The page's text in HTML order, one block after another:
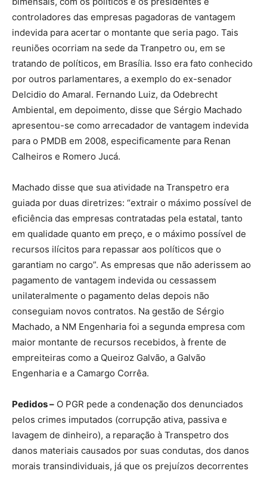
controladores das empresas pagadoras de vantagem
indevida para acertar o montante que seria pago. Tais
reuniões ocorriam na sede da Tranpetro ou, em se
tratando de políticos, em Brasília. Isso era fato conhecido
por outros parlamentares, a exemplo do ex-senador
Delcidio do Amaral. Fernando Luiz, da Odebrecht
Ambiental, em depoimento, disse que Sérgio Machado
apresentou-se como arrecadador de vantagem indevida
para o PMDB em 2008, especificamente para Renan
Calheiros e Romero Jucá.
Machado disse que sua atividade na Transpetro era
guiada por duas diretrizes: “extrair o máximo possível de
eficiência das empresas contratadas pela estatal, tanto
em qualidade quanto em preço, e o máximo possível de
recursos ilícitos para repassar aos políticos que o
garantiam no cargo”. As empresas que não aderissem ao
pagamento de vantagem indevida ou cessassem
unilateralmente o pagamento delas depois não
conseguiam novos contratos. Na gestão de Sérgio
Machado, a NM Engenharia foi a segunda empresa com
maior montante de recursos recebidos, à frente de
empreiteiras como a Queiroz Galvão, a Galvão
Engenharia e a Camargo Corrêa.
Pedidos – O PGR pede a condenação dos denunciados
pelos crimes imputados (corrupção ativa, passiva e
lavagem de dinheiro), a reparação à Transpetro dos
danos materiais causados por suas condutas, dos danos
morais transindividuais, já que os prejuízos decorrentes